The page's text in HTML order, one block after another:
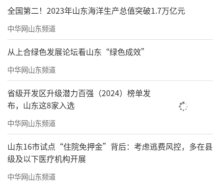
全国第二！2023年山东海洋生产总值突破1.7万亿元
中华网山东频道
从上合绿色发展论坛看山东“绿色成效”
中华网山东频道
省级开发区升级潜力百强（2024）榜单发
布，山东这8家入选
中华网山东频道
山东16市试点“住院免押金”背后：考虑逃费风控，多在县
级及以下医疗机构开展
中华网山东频道